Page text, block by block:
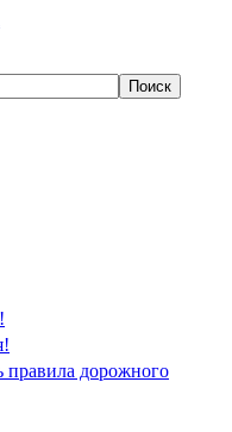
Поиск
правила дорожного